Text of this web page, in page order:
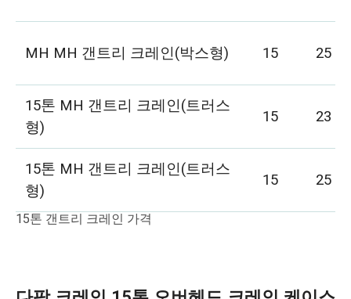
MH MH 갠트리 크레인(박스형) 15 25
15톤 MH 갠트리 크레인(트러스
형)
15 23
15톤 MH 갠트리 크레인(트러스
형)
15 25
15톤 갠트리 크레인 가격